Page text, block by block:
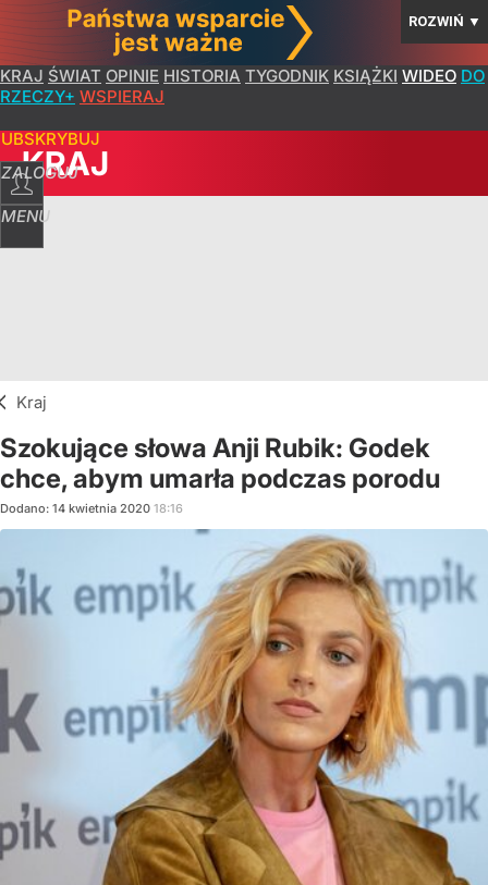
ROZWIŃ ▼
KRAJ ŚWIAT OPINIE HISTORIA TYGODNIK KSIĄŻKI WIDEO DO
RZECZY+ WSPIERAJ
ZALOGUJ
MENU
KRAJ
Kraj
Szokujące słowa Anji Rubik: Godek
chce, abym umarła podczas porodu
Dodano: 14 kwietnia 2020 18:16